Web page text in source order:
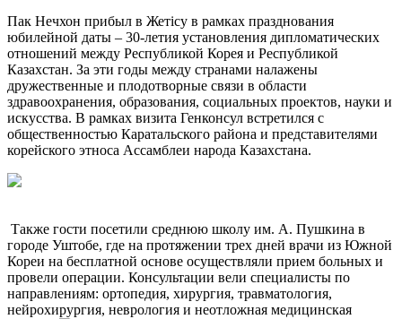
Пак Нечхон прибыл в Жетісу в рамках празднования
юбилейной даты – 30-летия установления дипломатических
отношений между Республикой Корея и Республикой
Казахстан. За эти годы между странами налажены
дружественные и плодотворные связи в области
здравоохранения, образования, социальных проектов, науки и
искусства. В рамках визита Генконсул встретился с
общественностью Каратальского района и представителями
корейского этноса Ассамблеи народа Казахстана.
Также гости посетили среднюю школу им. А. Пушкина в
городе Уштобе, где на протяжении трех дней врачи из Южной
Кореи на бесплатной основе осуществляли прием больных и
провели операции. Консультации вели специалисты по
направлениям: ортопедия, хирургия, травматология,
нейрохирургия, неврология и неотложная медицинская